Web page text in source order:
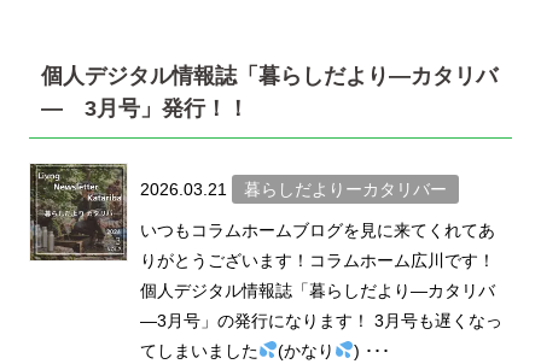
個人デジタル情報誌「暮らしだより―カタリバ
― 3月号」発行！！
2026.03.21 暮らしだよりーカタリバー
いつもコラムホームブログを見に来てくれてあ
りがとうございます！コラムホーム広川です！
個人デジタル情報誌「暮らしだより―カタリバ
―3月号」の発行になります！ 3月号も遅くなっ
てしまいました
(かなり ) ･･･